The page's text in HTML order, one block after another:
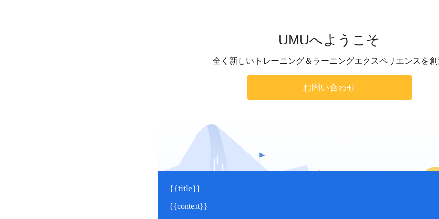
UMUへようこそ
全く新しいトレーニング＆ラーニングエクスペリエンスを
お問い合わせ
{{title}}
{{content}}